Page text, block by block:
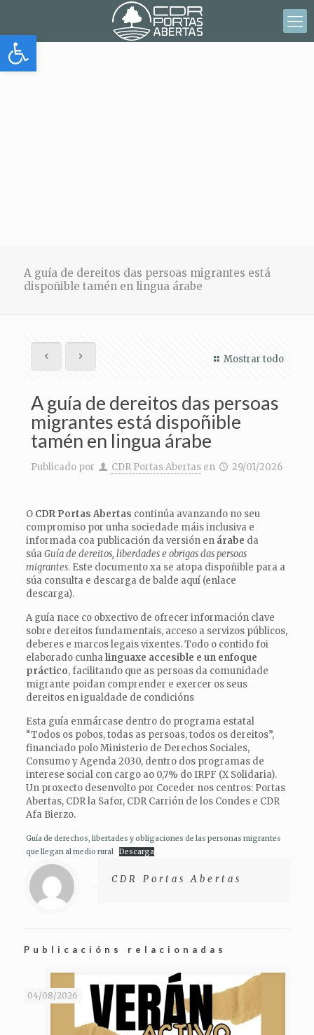
Abrir barra de herramientas
A guía de dereitos das persoas migrantes está
dispoñible tamén en lingua árabe
Mostrar todo
A guía de dereitos das persoas
migrantes está dispoñible
tamén en lingua árabe
Publicado por CDR Portas Abertas en 29/01/2026
O CDR Portas Abertas continúa avanzando no seu
compromiso por unha sociedade máis inclusiva e
informada coa publicación da versión en árabe da
súaGuía de dereitos, liberdades e obrigas das persoas
migrantes. Este documento xa se atopa dispoñible para a
súa consulta e descarga de balde aquí (enlace
descarga).
A guía nace co obxectivo de ofrecer información clave
sobre dereitos fundamentais, acceso a servizos públicos,
deberes e marcos legais vixentes. Todo o contido foi
elaborado cunhalinguaxe accesible e un enfoque
práctico, facilitando que as persoas da comunidade
migrante poidan comprender e exercer os seus
dereitos en igualdade de condicións
Esta guía enmárcase dentro do programa estatal
“Todos os pobos, todas as persoas, todos os dereitos”,
financiado polo Ministerio de Derechos Sociales,
Consumo y Agenda 2030, dentro dos programas de
interese social con cargo ao 0,7% do IRPF (X Solidaria).
Un proxecto desenvolto por Coceder nos centros: Portas
Abertas, CDR la Safor, CDR Carrión de los Condes e CDR
Afa Bierzo.
Guía de derechos, libertades y obligaciones de las personas migrantes
que llegan al medio rural
Descarga
CDR Portas Abertas
Publicacións relacionadas
04/08/2026